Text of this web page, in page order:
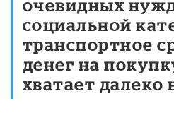
очевидных
социальной
транспортное
денег на
хватает далеко